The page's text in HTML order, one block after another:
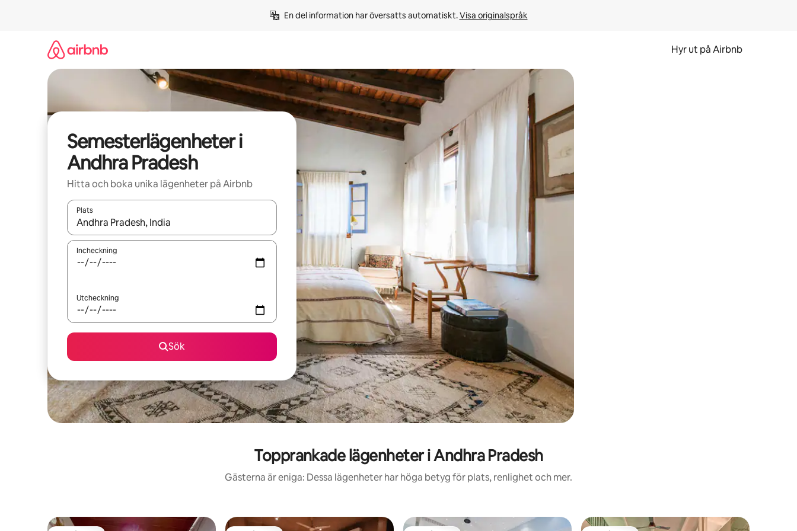
En del information har översatts automatiskt. Visa originalspråk
Hyr ut på Airbnb
Semesterlägenheter i
Andhra Pradesh
Hitta och boka unika lägenheter på Airbnb
Plats
När resultaten är tillgängliga kan du navigera med upp- och nedåtpilarna eller utforska genom att trycka eller svepa.
Incheckning
Utcheckning
Sök
Topprankade lägenheter i Andhra Pradesh
Gästerna är eniga: Dessa lägenheter har höga betyg för plats, renlighet och mer.